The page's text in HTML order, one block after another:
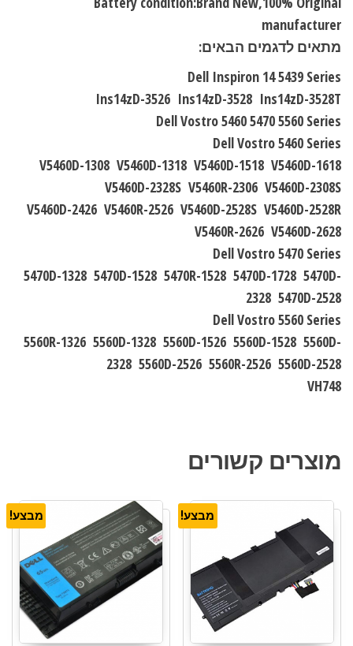
manufacturer
מתאים לדגמים הבאים:
Dell Inspiron 14 5439 Series
Ins14zD-3526 Ins14zD-3528 Ins14zD-3528T
Dell Vostro 5460 5470 5560 Series
Dell Vostro 5460 Series
V5460D-1308 V5460D-1318 V5460D-1518 V5460D-1618
V5460D-2328S V5460R-2306 V5460D-2308S
V5460D-2426 V5460R-2526 V5460D-2528S V5460D-2528R
V5460R-2626 V5460D-2628
Dell Vostro 5470 Series
5470D-1328 5470D-1528 5470R-1528 5470D-1728 5470D-
2328 5470D-2528
Dell Vostro 5560 Series
5560R-1326 5560D-1328 5560D-1526 5560D-1528 5560D-
2328 5560D-2526 5560R-2526 5560D-2528
VH748
מוצרים קשורים
מבצע! מבצע!